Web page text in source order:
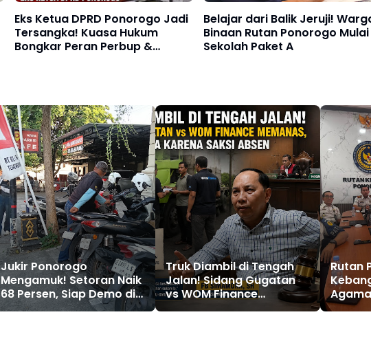
Eks Ketua DPRD Ponorogo Jadi
Tersangka! Kuasa Hukum
Bongkar Peran Perbup &
Belajar dari Balik Jeruji!
Binaan Rutan Ponorogo Mulai
Sekolah Paket A
Jukir Ponorogo
Mengamuk! Setoran Naik
68 Persen, Siap Demo di
Hari Jadi ke-530
Truk Diambil di Tengah
Jalan! Sidang Gugatan
vs WOM Finance
Memanas, Hakim Tunda
Rutan